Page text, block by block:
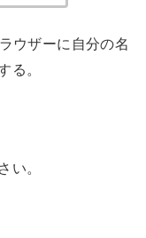
ウザーに自分の名
る。
い。